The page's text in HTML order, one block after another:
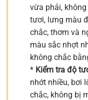
vừa phải,
tươi, lưng màu
chắc, thơm và
màu sắc nhợt
không chắc
* Kiểm tra độ
nhớt nhiều, bơi
chắc, không bị